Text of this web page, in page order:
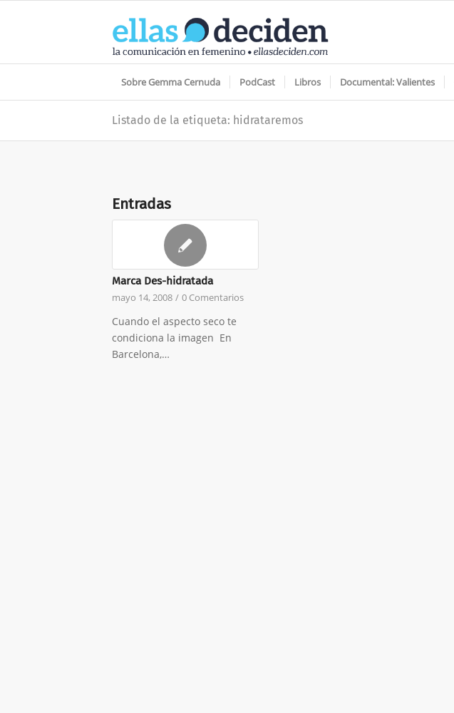
Sobre Gemma Cernuda PodCast Libros Documental: Valientes
Listado de la etiqueta: hidrataremos
Entradas
Marca Des-hidratada
mayo 14, 2008 / 0 Comentarios
Cuando el aspecto seco te
condiciona la imagen En
Barcelona,…